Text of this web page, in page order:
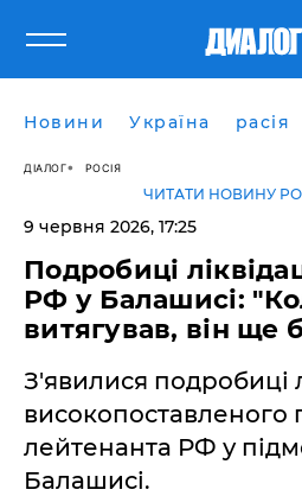
Новини Україна расія
ДІАЛОГ РОСІЯ
ЧИТАТИ НОВИНУ
9 червня 2026, 17:25
​Подробиці
РФ у Балашисі:
витягував, він ще
З'явилися подробиці
високопоставленого
лейтенанта РФ у
Балашисі.